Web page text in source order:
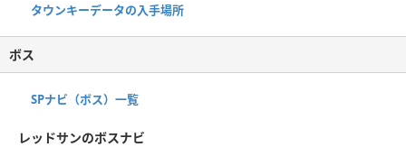
タウンキーデータの入手場所
ボス
SPナビ（ボス）一覧
レッドサンのボスナビ